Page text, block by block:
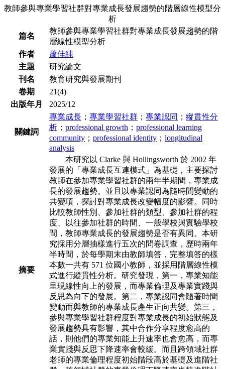
教師參與專業學習社群對專業成長發展趨勢的階層線性模型分
析
篇名
教師參與專業學習社群對專業成長發展趨勢的階
層線性模型分析
作者
蕭佳純
主題
研究論文
刊名
教育研究與發展期刊
卷期
21(4)
出版年月
2025/12
關鍵詞
專業成長 ； 專業學習社群 ； 專業認同 ； 縱貫性分
析 ； professional growth ； professional learning
community ； professional identity ； longitudinal
analysis
摘要
本研究以 Clarke 與 Hollingsworth 於 2002 年
發展的「專業成長互連模式」為基礎， 主要探討
教師在參加專業學習社群的兩年半期間，專業成
長的發展趨勢。並且以專業認同為隨時間變動的
共變項，探討對專業成長改變幅度的影響。同時
比較教師性別、 參加社群的類型、參加社群的程
度、以往參加社群的時間、一般學校與實驗學校
間， 教師專業成長的發展趨勢是否有異同。本研
究採用分層抽樣進行五次的問卷調查，歷時兩年
半時間，於每學期末由教師填答，完整填答的樣
本數一共有 571 位國小教師， 並採用階層線性模
式進行縱貫性分析。研究發現，第一，專業知能
呈現線性向上的發展，而專業倫理及專業實踐與
反思為向下的發展。第二，專業認同會隨著時間
變動而與教師的專業成長產生正向共變。第三，
參與專業學習社群程度對專業成長的初始狀態及
發展趨勢具有影響，其中合作分享程度愈高的
話，則他們的專業知能上升速率也會愈高，而專
業實踐與反思下降速率會較緩。而且跨領域社群
老師的專業倫理程度初始階段高於基礎及進階社